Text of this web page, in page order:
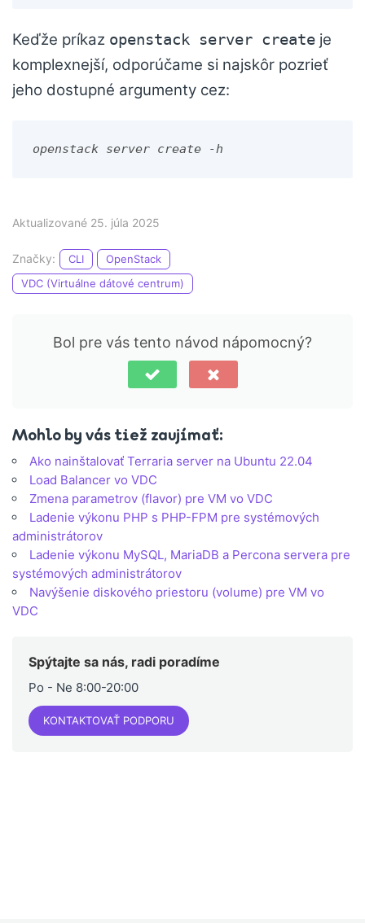
Keďže príkaz openstack server create je
komplexnejší, odporúčame si najskôr pozrieť
jeho dostupné argumenty cez:
openstack server create -h
Aktualizované 25. júla 2025
Značky: CLI
OpenStack
VDC (Virtuálne dátové centrum)
Bol pre vás tento návod nápomocný?
Mohlo by vás tiež zaujímať:
Ako nainštalovať Terraria server na Ubuntu 22.04
Load Balancer vo VDC
Zmena parametrov (flavor) pre VM vo VDC
Ladenie výkonu PHP s PHP-FPM pre systémových
administrátorov
Ladenie výkonu MySQL, MariaDB a Percona servera pre
systémových administrátorov
Navýšenie diskového priestoru (volume) pre VM vo
VDC
Spýtajte sa nás, radi poradíme
Po - Ne 8:00-20:00
KONTAKTOVAŤ PODPORU